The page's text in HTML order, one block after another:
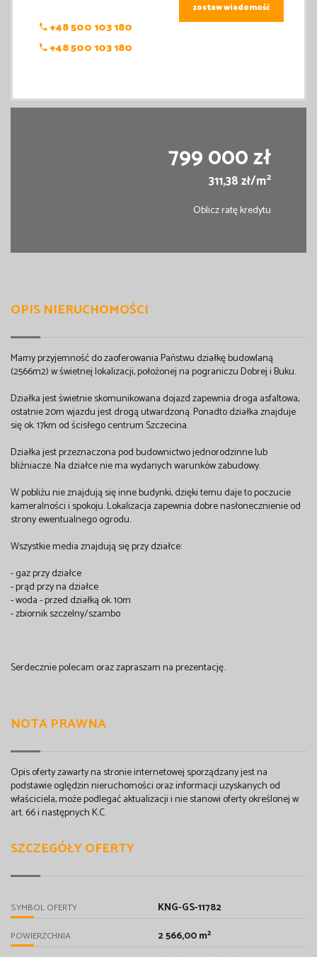
+48 500 103 180
+48 500 103 180
zostaw wiadomość
799 000 zł
311,38 zł/m2
Oblicz ratę kredytu
OPIS NIERUCHOMOŚCI
Mamy przyjemność do zaoferowania Państwu działkę budowlaną
(2566m2) w świetnej lokalizacji, położonej na pograniczu Dobrej i Buku.
Działka jest świetnie skomunikowana dojazd zapewnia droga asfaltowa,
ostatnie 20m wjazdu jest drogą utwardzoną. Ponadto działka znajduje
się ok. 17km od ścisłego centrum Szczecina.
Działka jest przeznaczona pod budownictwo jednorodzinne lub
bliźniacze. Na działce nie ma wydanych warunków zabudowy.
W pobliżu nie znajdują się inne budynki, dzięki temu daje to poczucie
kameralności i spokoju. Lokalizacja zapewnia dobre nasłonecznienie od
strony ewentualnego ogrodu.
Wszystkie media znajdują się przy działce:
- gaz przy działce
- prąd przy na działce
- woda - przed działką ok. 10m
- zbiornik szczelny/szambo
Serdecznie polecam oraz zapraszam na prezentację.
NOTA PRAWNA
Opis oferty zawarty na stronie internetowej sporządzany jest na
podstawie oględzin nieruchomości oraz informacji uzyskanych od
właściciela, może podlegać aktualizacji i nie stanowi oferty określonej w
art. 66 i następnych K.C.
SZCZEGÓŁY OFERTY
SYMBOL OFERTY KNG-GS-11782
POWIERZCHNIA 2 566,00 m²